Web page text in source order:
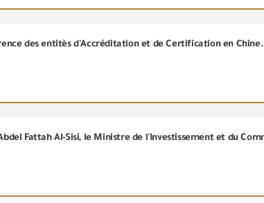
des entitès d'Accréditation et de Certification en Chine.